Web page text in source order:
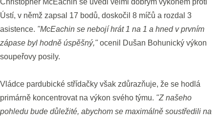
Christopher McEachin se uvedl velmi dobrým výkonem proti
Ústí, v němž zapsal 17 bodů, doskočil 8 míčů a rozdal 3
asistence. "McEachin se nebojí hrát 1 na 1 a hned v prvním
zápase byl hodně úspěšný,"ocenil Dušan Bohunický výkon
soupeřovy posily.
Vládce pardubické střídačky však zdůrazňuje, že se hodlá
primárně koncentrovat na výkon svého týmu. "Z našeho
pohledu bude důležité, abychom se maximálně soustředili na